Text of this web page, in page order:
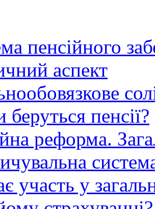
пенсійного
аспект
беруться пенсії?
реформа.
участь у